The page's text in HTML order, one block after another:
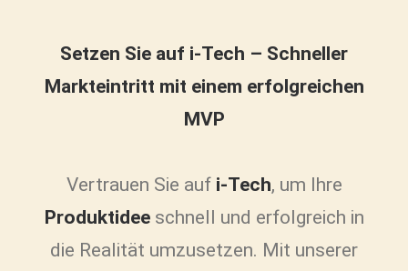
Setzen Sie auf i-Tech – Schneller
Markteintritt mit einem erfolgreichen
MVP
Vertrauen Sie auf i-Tech, um Ihre
Produktideeschnell und erfolgreich in
die Realität umzusetzen. Mit unserer